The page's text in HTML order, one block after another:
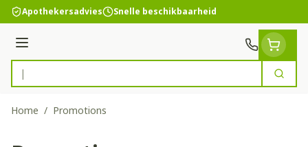
Ga naar de inhoud
Apothekersadvies Snelle beschikbaarheid
Menu
Product, merk, categorie...
Zoek
Home / Promotions